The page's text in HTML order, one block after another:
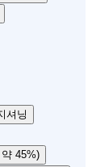
셔닝
45%)